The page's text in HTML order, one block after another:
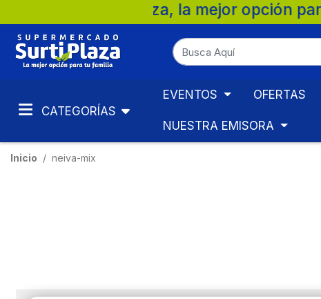
Surtiplaza, la mejor opción
CATEGORÍAS
EVENTOS OFERTAS
NUESTRA EMISORA
Inicio neiva-mix